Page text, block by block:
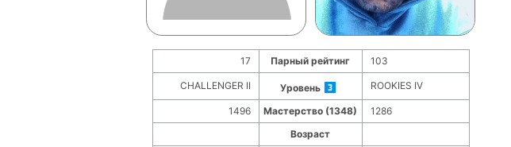
17 Парный рейтинг 103
CHALLENGER II Уровень ROOKIES IV
1496 Мастерство (1348)
1286
Возраст